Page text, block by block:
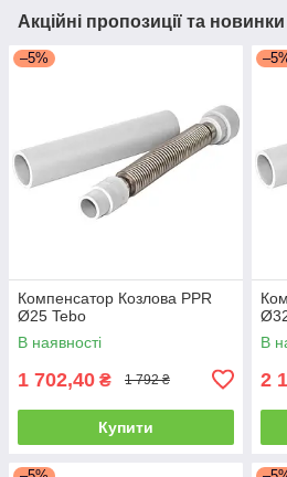
Акційні пропозиції та новинки
–5%
Компенсатор Козлова PPR
Ø25 Tebo
В наявності
1 702,40 ₴ 1 792 ₴
Купити
В
2